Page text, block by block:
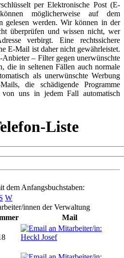
per Elektronische Post (E-
möglicherweise auf dem
gelesen werden. Wir können in der
überprüfen und wissen nicht, wer
verbirgt. Eine rechtssichere
E-Mail ist daher nicht gewährleistet.
– Filter gegen unerwünschte
die in seltenen Fällen auch normale
als unerwünschte Werbung
die schädigende Programme
von uns in jedem Fall automatisch
Liste
dem Anfangsbuchstaben:
W
innen der Verwaltung
Mail